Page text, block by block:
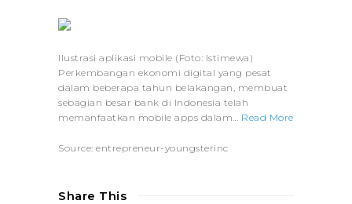
Ilustrasi aplikasi mobile (Foto: Istimewa)
Perkembangan ekonomi digital yang pesat
dalam beberapa tahun belakangan, membuat
sebagian besar bank di Indonesia telah
memanfaatkan mobile apps dalam… Read More
Source: entrepreneur-youngsterinc
Share This